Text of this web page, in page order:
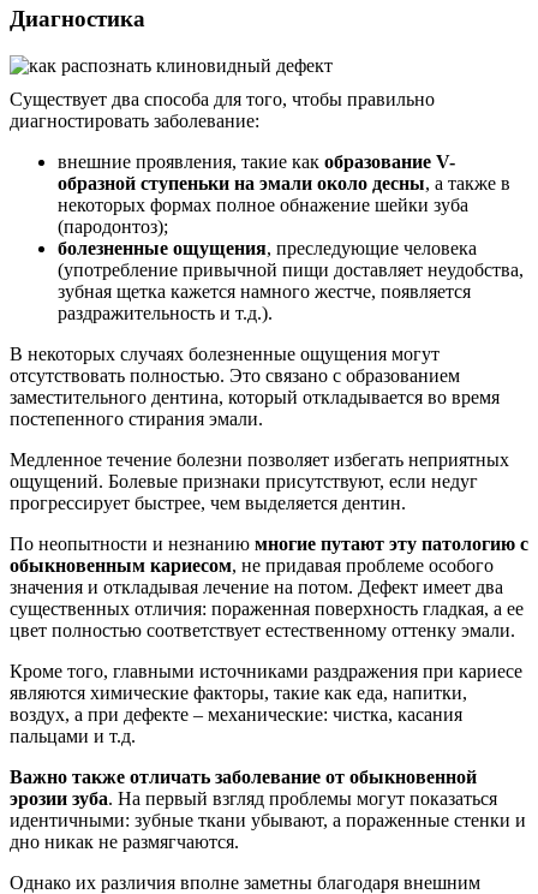
Диагностика
Существует два способа для того, чтобы правильно
диагностировать заболевание:
внешние проявления, такие как образование V-
образной ступеньки на эмали около десны, а также в
некоторых формах полное обнажение шейки зуба
(пародонтоз);
болезненные ощущения, преследующие человека
(употребление привычной пищи доставляет неудобства,
зубная щетка кажется намного жестче, появляется
раздражительность и т.д.).
В некоторых случаях болезненные ощущения могут
отсутствовать полностью. Это связано с образованием
заместительного дентина, который откладывается во время
постепенного стирания эмали.
Медленное течение болезни позволяет избегать неприятных
ощущений. Болевые признаки присутствуют, если недуг
прогрессирует быстрее, чем выделяется дентин.
По неопытности и незнанию многие путают эту патологию с
обыкновенным кариесом, не придавая проблеме особого
значения и откладывая лечение на потом. Дефект имеет два
существенных отличия: пораженная поверхность гладкая, а ее
цвет полностью соответствует естественному оттенку эмали.
Кроме того, главными источниками раздражения при кариесе
являются химические факторы, такие как еда, напитки,
воздух, а при дефекте – механические: чистка, касания
пальцами и т.д.
Важно также отличать заболевание от обыкновенной
эрозии зуба. На первый взгляд проблемы могут показаться
идентичными: зубные ткани убывают, а пораженные стенки и
дно никак не размягчаются.
Однако их различия вполне заметны благодаря внешним